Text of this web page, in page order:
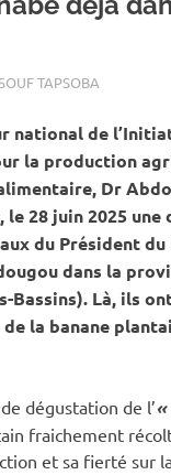
TAPSOBA
national de
la production
Dr
le 28 juin 2025
du Président du
dans la
Bassins). Là, ils
la banane
dégustation de l’«
fraichement
et sa fierté sur